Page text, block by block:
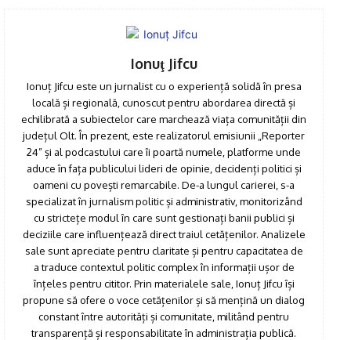
Ionuţ Jifcu
Ionuț Jifcu este un jurnalist cu o experiență solidă în presa
locală și regională, cunoscut pentru abordarea directă și
echilibrată a subiectelor care marchează viața comunității din
județul Olt. În prezent, este realizatorul emisiunii „Reporter
24” și al podcastului care îi poartă numele, platforme unde
aduce în fața publicului lideri de opinie, decidenți politici și
oameni cu povești remarcabile. De-a lungul carierei, s-a
specializat în jurnalism politic și administrativ, monitorizând
cu strictețe modul în care sunt gestionați banii publici și
deciziile care influențează direct traiul cetățenilor. Analizele
sale sunt apreciate pentru claritate și pentru capacitatea de
a traduce contextul politic complex în informații ușor de
înțeles pentru cititor. Prin materialele sale, Ionuț Jifcu își
propune să ofere o voce cetățenilor și să mențină un dialog
constant între autorități și comunitate, militând pentru
transparență și responsabilitate în administrația publică.